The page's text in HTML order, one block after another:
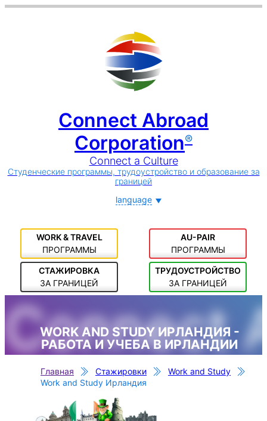
Connect Abroad
Corporation®
Connect a Culture
Студенческие программы, трудоустройство и образование за
границей
language
WORK & TRAVEL
ПРОГРАММЫ
AU-PAIR
ПРОГРАММЫ
СТАЖИРОВКА
ЗА ГРАНИЦЕЙ
ТРУДОУСТРОЙСТВО
ЗА ГРАНИЦЕЙ
Connect
WORK AND STUDY ИРЛАНДИЯ -
РАБОТА И УЧЕБА В ИРЛАНДИИ
Главная Стажировки
Work and Study
Work and Study Ирландия